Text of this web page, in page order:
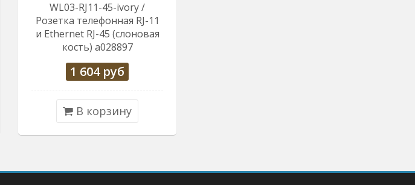
WL03-RJ11-45-ivory /
Розетка телефонная RJ-11
и Еthernet RJ-45 (слоновая
кость) a028897
1 604руб
В корзину